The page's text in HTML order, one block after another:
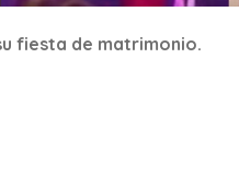
fiesta de matrimonio.